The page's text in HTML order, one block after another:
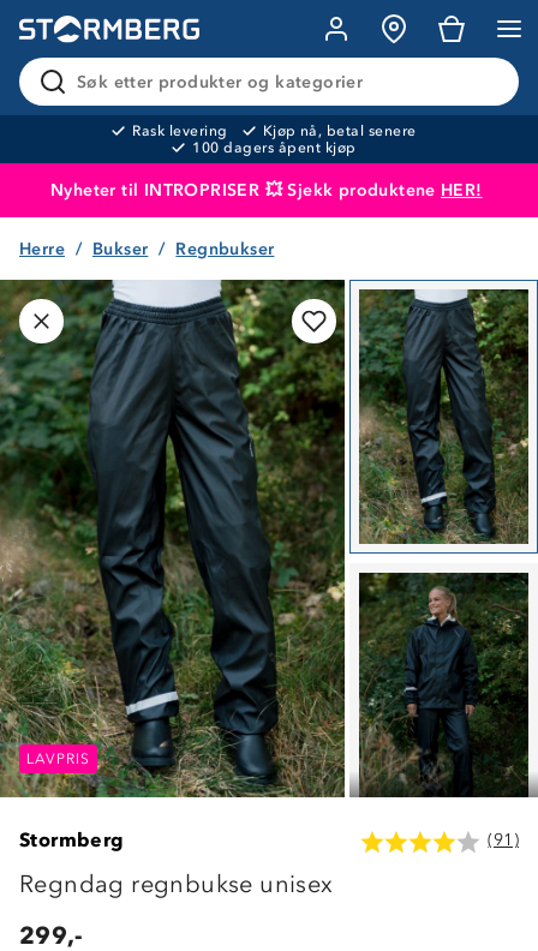
Søk etter produkter og kategorier
Rask levering
Kjøp nå, betal senere
100 dagers åpent kjøp
Nyheter til INTROPRISER 💥 Sjekk produktene HER!
Produktet er lagt i handlekurven
Herre Bukser Regnbukser
LAVPRIS LAVPRIS
LAVPRIS
Stormberg (91)
Regndag regnbukse unisex
299,-